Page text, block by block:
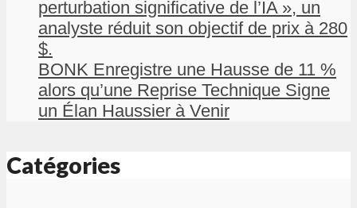
perturbation significative de l’IA », un
analyste réduit son objectif de prix à 280
$.
BONK Enregistre une Hausse de 11 %
alors qu’une Reprise Technique Signe
un Élan Haussier à Venir
Catégories